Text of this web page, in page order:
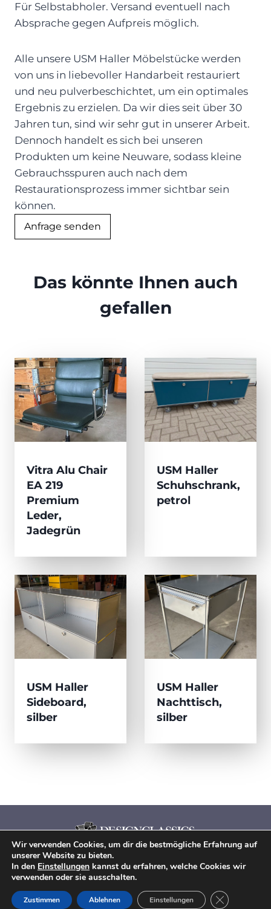
Für Selbstabholer. Versand eventuell nach
Absprache gegen Aufpreis möglich.
Alle unsere USM Haller Möbelstücke werden
von uns in liebevoller Handarbeit restauriert
und neu pulverbeschichtet, um ein optimales
Ergebnis zu erzielen. Da wir dies seit über 30
Jahren tun, sind wir sehr gut in unserer Arbeit.
Dennoch handelt es sich bei unseren
Produkten um keine Neuware, sodass kleine
Gebrauchsspuren auch nach dem
Restaurationsprozess immer sichtbar sein
können.
Anfrage senden
Das könnte Ihnen auch
gefallen
Vitra Alu Chair
EA 219
Premium
Leder,
Jadegrün
USM Haller
Schuhschrank,
petrol
USM Haller
Sideboard,
silber
USM Haller
Nachttisch,
silber
Home|Produkte
Designclassics © 2022. Alle Rechte vorbehalten.
Impressum|Datenschutz
AGB
Wir verwenden Cookies, um dir die bestmögliche Erfahrung auf
unserer Website zu bieten.
In den Einstellungen kannst du erfahren, welche Cookies wir
verwenden oder sie ausschalten.
Zustimmen Ablehnen Einstellungen GDPR